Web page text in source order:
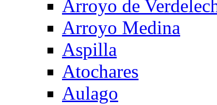
Arroyo de
Arroyo Medina
Aspilla
Atochares
Aulago